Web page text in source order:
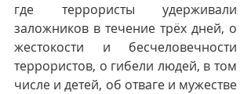
где террористы удерживали
заложников в течение трёх дней, о
жестокости и бесчеловечности
террористов, о гибели людей, в том
числе и детей, об отваге и мужестве